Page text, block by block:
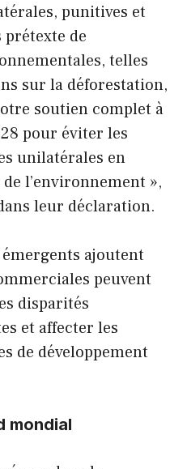
punitives et
de
telles
sur la déforestation,
soutien complet à
pour éviter les
unilatérales en
l’environnement »,
leur déclaration.
émergents ajoutent
peuvent
disparités
et affecter les
de développement
mondial